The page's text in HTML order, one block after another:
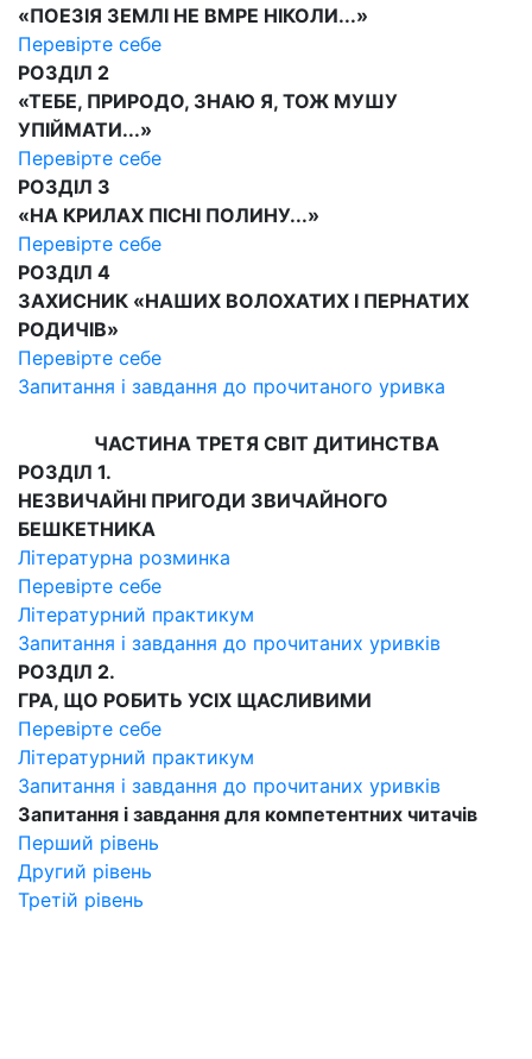
«ПОЕЗІЯ ЗЕМЛІ НЕ ВМРЕ НІКОЛИ...»
Перевірте себе
РОЗДІЛ 2
«ТЕБЕ, ПРИРОДО, ЗНАЮ Я, ТОЖ МУШУ
УПІЙМАТИ...»
Перевірте себе
РОЗДІЛ 3
«НА КРИЛАХ ПІСНІ ПОЛИНУ...»
Перевірте себе
РОЗДІЛ 4
ЗАХИСНИК «НАШИХ ВОЛОХАТИХ І ПЕРНАТИХ
РОДИЧІВ»
Перевірте себе
Запитання і завдання до прочитаного уривка
ЧАСТИНА ТРЕТЯ СВІТ ДИТИНСТВА
РОЗДІЛ 1.
НЕЗВИЧАЙНІ ПРИГОДИ ЗВИЧАЙНОГО
БЕШКЕТНИКА
Літературна розминка
Перевірте себе
Літературний практикум
Запитання і завдання до прочитаних уривків
РОЗДІЛ 2.
ГРА, ЩО РОБИТЬ УСІХ ЩАСЛИВИМИ
Перевірте себе
Літературний практикум
Запитання і завдання до прочитаних уривків
Запитання і завдання для компетентних читачів
Перший рівень
Другий рівень
Третій рівень